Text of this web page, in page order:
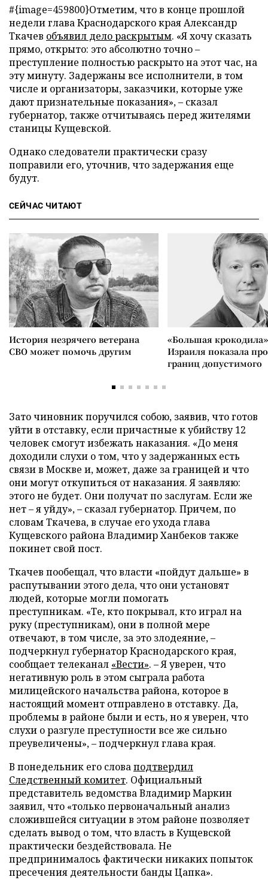
#{image=459800}Отметим, что в конце прошлой
недели глава Краснодарского края Александр
Ткачев объявил дело раскрытым. «Я хочу сказать
прямо, открыто: это абсолютно точно –
преступление полностью раскрыто на этот час, на
эту минуту. Задержаны все исполнители, в том
числе и организаторы, заказчики, которые уже
дают признательные показания», – сказал
губернатор, также отчитываясь перед жителями
станицы Кущевской.
Однако следователи практически сразу
поправили его, уточнив, что задержания еще
будут.
СЕЙЧАС ЧИТАЮТ
История незрячего ветерана
СВО может помочь другим
«Большая
Израиля показала
границ допустимого
Зато чиновник поручился собою, заявив, что готов
уйти в отставку, если причастные к убийству 12
человек смогут избежать наказания. «До меня
доходили слухи о том, что у задержанных есть
связи в Москве и, может, даже за границей и что
они могут откупиться от наказания. Я заявляю:
этого не будет. Они получат по заслугам. Если же
нет – я уйду», – сказал губернатор. Причем, по
словам Ткачева, в случае его ухода глава
Кущевского района Владимир Ханбеков также
покинет свой пост.
Ткачев пообещал, что власти «пойдут дальше» в
распутывании этого дела, что они установят
людей, которые могли помогать
преступникам. «Те, кто покрывал, кто играл на
руку (преступникам), они в полной мере
отвечают, в том числе, за это злодеяние, –
подчеркнул губернатор Краснодарского края,
сообщает телеканал «Вести». – Я уверен, что
негативную роль в этом сыграла работа
милицейского начальства района, которое в
настоящий момент отправлено в отставку. Да,
проблемы в районе были и есть, но я уверен, что
слухи о разгуле преступности все же сильно
преувеличены», – подчеркнул глава края.
В понедельник его словаподтвердил
Следственный комитет. Официальный
представитель ведомства Владимир Маркин
заявил, что «только первоначальный анализ
сложившейся ситуации в этом районе позволяет
сделать вывод о том, что власть в Кущевской
практически бездействовала. Не
предпринималось фактически никаких попыток
пресечения деятельности банды Цапка».